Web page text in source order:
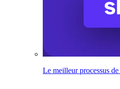
Le meilleur processus